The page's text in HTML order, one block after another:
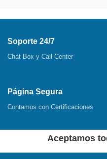
Soporte 24/7
Chat Box y Call Center
Página Segura
Contamos con Certificaciones
Aceptamos